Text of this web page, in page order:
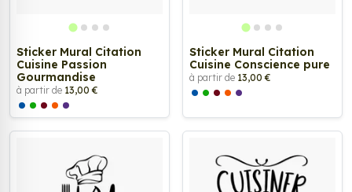
Sticker Mural Citation
Cuisine Passion
Gourmandise
à partir de 13,00 €
Sticker Mural Citation
Cuisine Conscience pure
à partir de 13,00 €